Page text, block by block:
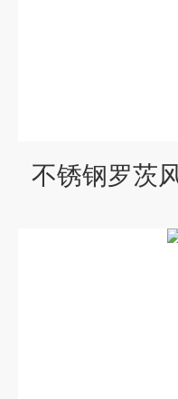
不锈钢罗茨